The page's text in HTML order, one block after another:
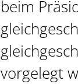
beim
vorgelegt